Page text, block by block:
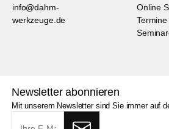
info@dahm-
werkzeuge.de
Online
Newsletter abonnieren
Mit unserem Newsletter sind Sie immer auf